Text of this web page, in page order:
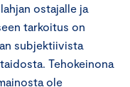
ostajalle ja
tarkoitus on
subjektiivista
Tehokeinona
ole